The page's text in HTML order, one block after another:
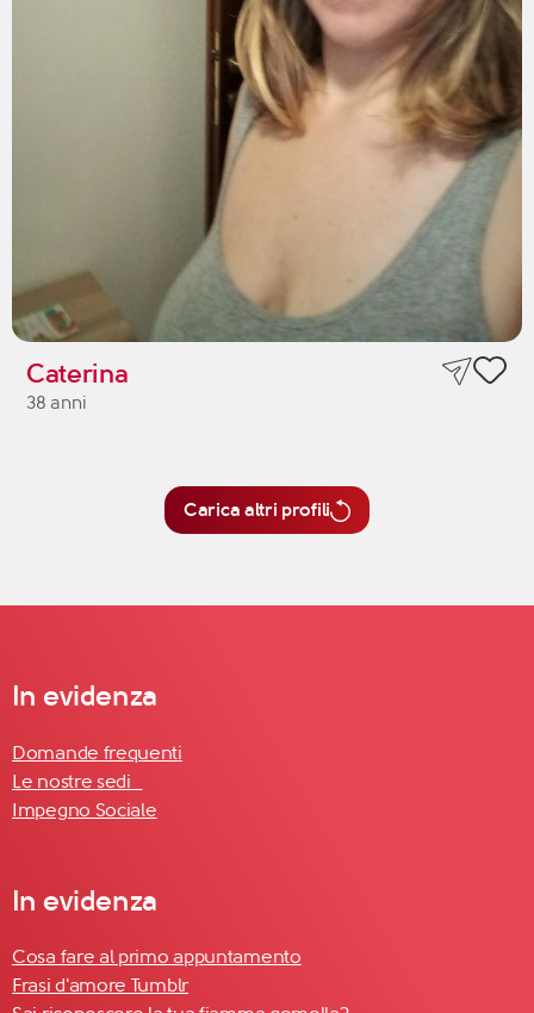
Caterina
38 anni
Carica altri profili
In evidenza
Domande frequenti
Le nostre sedi
Impegno Sociale
In evidenza
Cosa fare al primo appuntamento
Frasi d'amore Tumblr